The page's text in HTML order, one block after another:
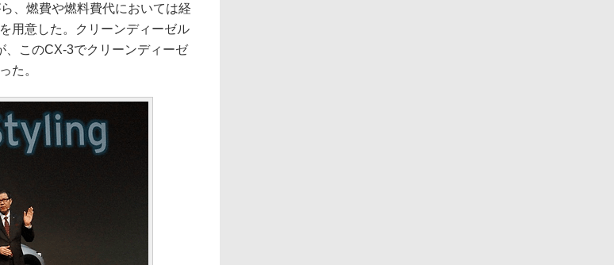
、燃費や燃料費代においては経
用意した。クリーンディーゼル
、このCX-3でクリーンディーゼ
た。